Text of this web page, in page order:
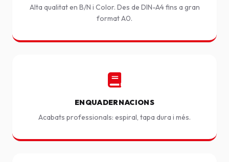
Alta qualitat en B/N i Color. Des de DIN-A4 fins a gran
format A0.
ENQUADERNACIONS
Acabats professionals: espiral, tapa dura i més.